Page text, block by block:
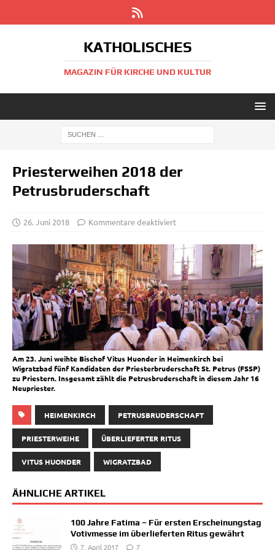
KATHOLISCHES
MAGAZIN FÜR KIRCHE UND KULTUR
Priesterweihen 2018 der
Petrusbruderschaft
26. Juni 2018 Kommentare deaktiviert
Am 23. Juni weihte Bischof Vitus Huonder in Heimenkirch bei
Wigratzbad fünf Kandidaten der Priesterbruderschaft St. Petrus (FSSP)
zu Priestern. Insgesamt zählt die Petrusbruderschaft in diesem Jahr 16
Neupriester.
HEIMENKIRCH PETRUSBRUDERSCHAFT
PRIESTERWEIHE ÜBERLIEFERTER RITUS
VITUS HUONDER WIGRATZBAD
ÄHNLICHE ARTIKEL
100 Jahre Fatima – Für ersten Erscheinungstag
Votivmesse im überlieferten Ritus gewährt
7. April 2017
7